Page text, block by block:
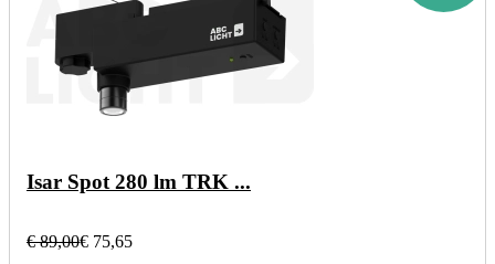
Isar Spot 280 lm TRK ...
€ 89,00€ 75,65